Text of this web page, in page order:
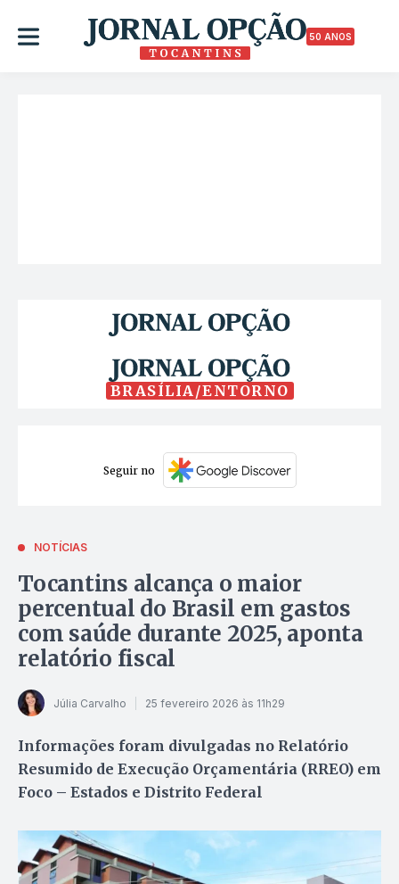
50 ANOS
BRASÍLIA/ENTORNO
Seguir no
NOTÍCIAS
Tocantins alcança o maior
percentual do Brasil em gastos
com saúde durante 2025, aponta
relatório fiscal
Júlia Carvalho 25 fevereiro 2026 às 11h29
Informações foram divulgadas no Relatório
Resumido de Execução Orçamentária (RREO) em
Foco – Estados e Distrito Federal